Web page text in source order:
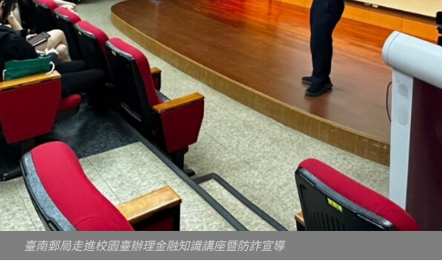
臺南郵局走進校園臺辦理金融知識講座暨防詐宣導